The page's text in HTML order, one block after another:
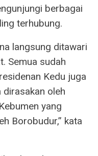
berbagai
terhubung.
langsung ditawari
Semua sudah
Kedu juga
oleh
yang
Borobudur,” kata